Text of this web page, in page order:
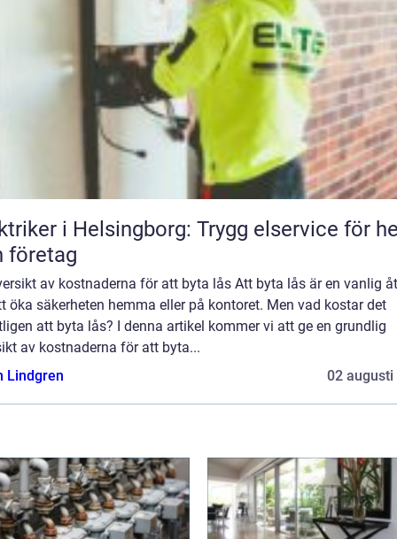
i Helsingborg: Trygg elservice för
företag
av kostnaderna för att byta lås Att byta lås är en vanlig
öka säkerheten hemma eller på kontoret. Men vad kostar det
att byta lås? I denna artikel kommer vi att ge en grundlig
av kostnaderna för att byta...
Lindgren
02 augusti